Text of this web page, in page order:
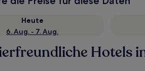
Heute
6. Aug. - 7. Aug.
Hotels